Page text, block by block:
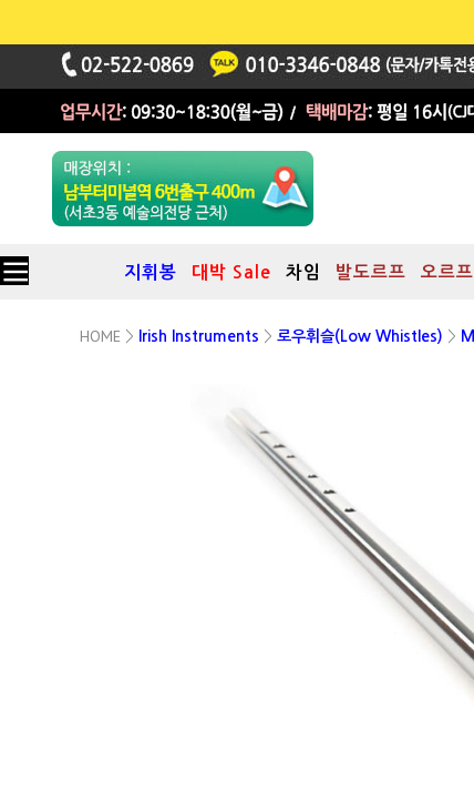
지휘봉 대박 Sale 차임 발도르프 오르프
HOME > Irish Instruments > 로우휘슬(Low Whistles) >
알루미늄 Silver 컬러